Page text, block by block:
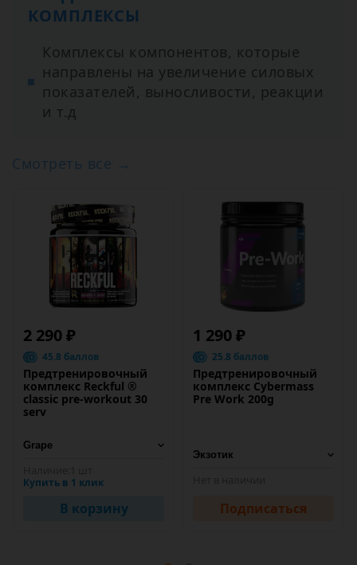
КОМПЛЕКСЫ
Комплексы компонентов, которые
направлены на увеличение силовых
показателей, выносливости, реакции
и т.д
Смотреть все →
2 290 ₽
45.8 баллов
Предтренировочный
комплекс Reckful ®
classic pre-workout 30
serv
Купить в 1 клик
В корзину
1 290 ₽
25.8 баллов
Предтренировочный
комплекс Cybermass
Pre Work 200g
Подписаться